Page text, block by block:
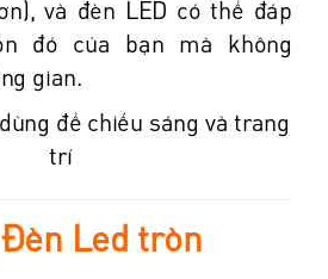
và đèn LED có thể đáp
đó của bạn mà không
gian.
Đèn Led tròn